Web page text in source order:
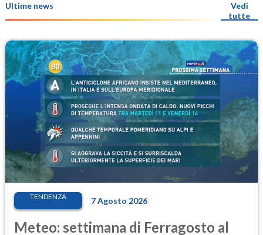
Ultime news
Vedi
tutte
TENDENZA 7 Agosto 2026
Meteo: settimana di Ferragosto al